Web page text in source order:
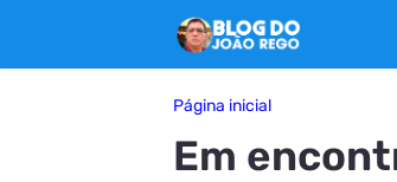
Página inicial
Em